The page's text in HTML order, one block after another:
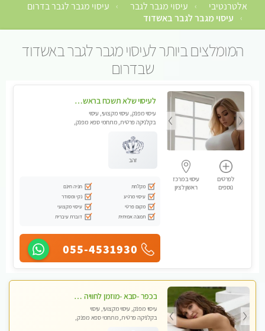
אלטרנטיבי › עיסוי מגבר לגבר › עיסוי מגבר לגבר בדרום
› עיסוי מגבר לגבר באשדוד
המומלצים ביותר לעיסוי מגבר לגבר באשדוד
שבדרום
לפרטים
נוספים
עיסוי במרכז
ראשון לציון
לעיסוי שלא תשכח בראשון לציון
עיסוי מפנק, עיסוי מקצועי, עיסוי
בקלניקה פרטית, מתחמי ספא מפנק,
זהב
מקלחת
חניה חינם
עיסוי מרגיע
נקי ומסודר
מקום פרטי
עיסוי מקצועי
תמונה אמיתית
דוברת עיברית
055-4531930
בכפר -סבא -מוזמן לחוויה בלתי נשכחת!!!עיסוי מפנק ביותר מומלץ לחלוטין!!!
עיסוי מפנק, עיסוי מקצועי, עיסוי
בקלניקה פרטית, מתחמי ספא מפנק,